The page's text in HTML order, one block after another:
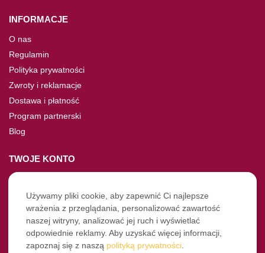
INFORMACJE
O nas
Regulamin
Polityka prywatności
Zwroty i reklamacje
Dostawa i płatność
Program partnerski
Blog
TWOJE KONTO
Moje konto
Nie pamiętasz hasła?
Twoje zamówienia
NASZE SOCIALE
Używamy pliki cookie, aby zapewnić Ci najlepsze
wrażenia z przeglądania, personalizować zawartość
naszej witryny, analizować jej ruch i wyświetlać
odpowiednie reklamy. Aby uzyskać więcej informacji,
zapoznaj się z naszą polityką prywatności